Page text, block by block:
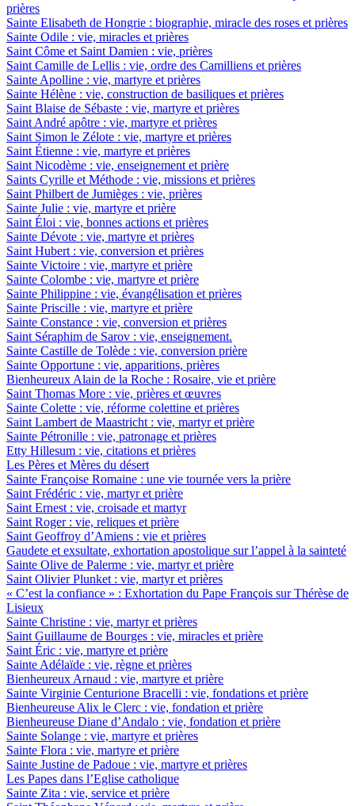
prières
Sainte Elisabeth de Hongrie : biographie, miracle des roses et prières
Sainte Odile : vie, miracles et prières
Saint Côme et Saint Damien : vie, prières
Saint Camille de Lellis : vie, ordre des Camilliens et prières
Sainte Apolline : vie, martyre et prières
Sainte Hélène : vie, construction de basiliques et prières
Saint Blaise de Sébaste : vie, martyre et prières
Saint André apôtre : vie, martyre et prières
Saint Simon le Zélote : vie, martyre et prières
Saint Étienne : vie, martyre et prières
Saint Nicodème : vie, enseignement et prière
Saints Cyrille et Méthode : vie, missions et prières
Saint Philbert de Jumièges : vie, prières
Sainte Julie : vie, martyre et prière
Saint Éloi : vie, bonnes actions et prières
Sainte Dévote : vie, martyre et prières
Saint Hubert : vie, conversion et prières
Sainte Victoire : vie, martyre et prière
Sainte Colombe : vie, martyre et prière
Sainte Philippine : vie, évangélisation et prières
Sainte Priscille : vie, martyre et prière
Sainte Constance : vie, conversion et prières
Saint Séraphim de Sarov : vie, enseignement.
Sainte Castille de Tolède : vie, conversion prière
Sainte Opportune : vie, apparitions, prières
Bienheureux Alain de la Roche : Rosaire, vie et prière
Saint Thomas More : vie, prières et œuvres
Sainte Colette : vie, réforme colettine et prières
Saint Lambert de Maastricht : vie, martyr et prière
Sainte Pétronille : vie, patronage et prières
Etty Hillesum : vie, citations et prières
Les Pères et Mères du désert
Sainte Françoise Romaine : une vie tournée vers la prière
Saint Frédéric : vie, martyr et prière
Saint Ernest : vie, croisade et martyr
Saint Roger : vie, reliques et prière
Saint Geoffroy d’Amiens : vie et prières
Gaudete et exsultate, exhortation apostolique sur l’appel à la sainteté
Sainte Olive de Palerme : vie, martyr et prière
Saint Olivier Plunket : vie, martyr et prières
« C’est la confiance » : Exhortation du Pape François sur Thérèse de
Lisieux
Sainte Christine : vie, martyr et prières
Saint Guillaume de Bourges : vie, miracles et prière
Saint Éric : vie, martyre et prière
Sainte Adélaïde : vie, règne et prières
Bienheureux Arnaud : vie, martyre et prière
Sainte Virginie Centurione Bracelli : vie, fondations et prière
Bienheureuse Alix le Clerc : vie, fondation et prière
Bienheureuse Diane d’Andalo : vie, fondation et prière
Sainte Solange : vie, martyre et prières
Sainte Flora : vie, martyre et prière
Sainte Justine de Padoue : vie, martyre et prières
Les Papes dans l’Eglise catholique
Sainte Zita : vie, service et prière